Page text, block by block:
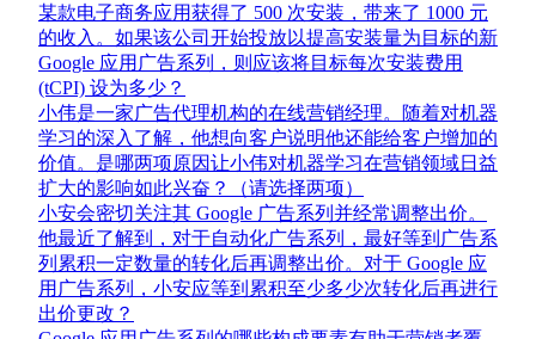
某款电子商务应用获得了 500 次安装，带来了 1000 元
的收入。如果该公司开始投放以提高安装量为目标的新
Google 应用广告系列，则应该将目标每次安装费用
(tCPI) 设为多少？
小伟是一家广告代理机构的在线营销经理。随着对机器
学习的深入了解，他想向客户说明他还能给客户增加的
价值。是哪两项原因让小伟对机器学习在营销领域日益
扩大的影响如此兴奋？（请选择两项）
小安会密切关注其 Google 广告系列并经常调整出价。
他最近了解到，对于自动化广告系列，最好等到广告系
列累积一定数量的转化后再调整出价。对于 Google 应
用广告系列，小安应等到累积至少多少次转化后再进行
出价更改？